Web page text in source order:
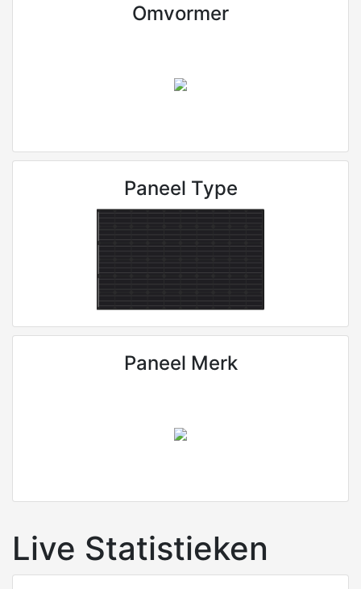
Omvormer
Paneel Type
Paneel Merk
Live Statistieken